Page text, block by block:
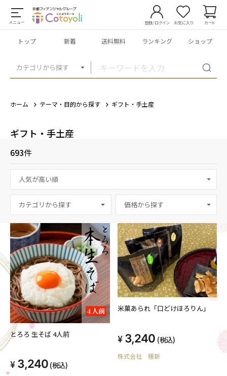
メニュー
カテゴリから探す
登録/ログイン お気に入り カート
トップ 新着 送料無料 ランキング ショップ
ホーム テーマ・目的から探す ギフト・手土産
ギフト・手土産
693件
カテゴリから探す
とろろ 生そば 4人前
3,240 (税込)
米菓あられ「口どけほろりん」
3,240 (税込)
株式会社 種新